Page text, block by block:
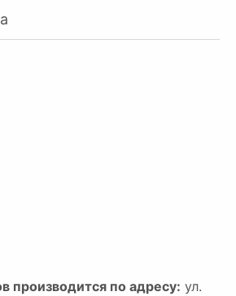
производится по адресу: ул.